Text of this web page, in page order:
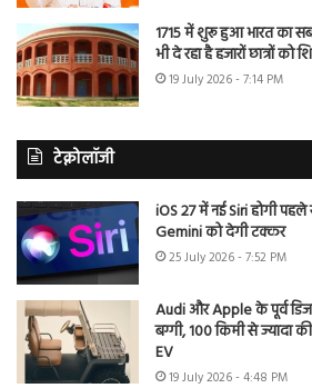
1715 में शुरू हुआ भारत का
भी दे रहा है हजारों छात्रों को
19 July 2026 - 7:14 PM
टेक्नोलॉजी
iOS 27 में नई Siri होगी पहले
Gemini को देगी टक्कर
25 July 2026 - 7:52 PM
Audi और Apple के पूर्व
बग्गी, 100 किमी से
EV
19 July 2026 - 4:48 PM